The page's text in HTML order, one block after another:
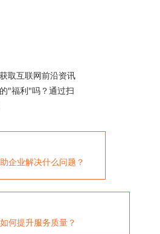
取互联网前沿资讯
"福利"吗？通过扫
企业解决什么问题？
何提升服务质量？